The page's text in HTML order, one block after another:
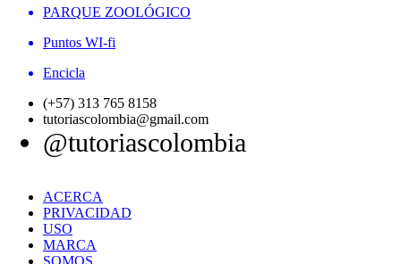
PARQUE ZOOLÓGICO
Puntos WI-fi
Encicla
(+57) 313 765 8158
tutoriascolombia@gmail.com
@tutoriascolombia
ACERCA
PRIVACIDAD
USO
MARCA
SOMOS